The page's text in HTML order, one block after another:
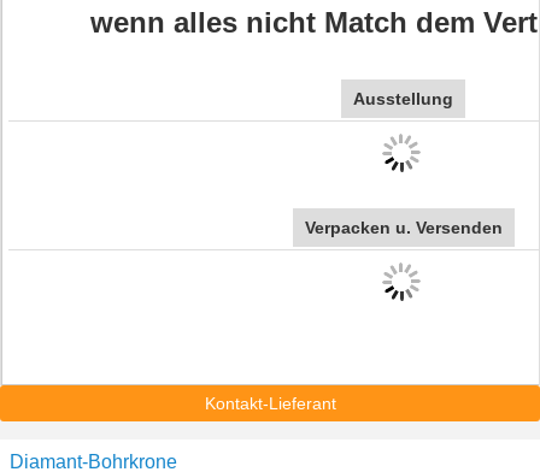
wenn alles nicht Match dem
Ausstellung
Verpacken u. Versenden
Kontakt-Lieferant
Diamant-Bohrkrone